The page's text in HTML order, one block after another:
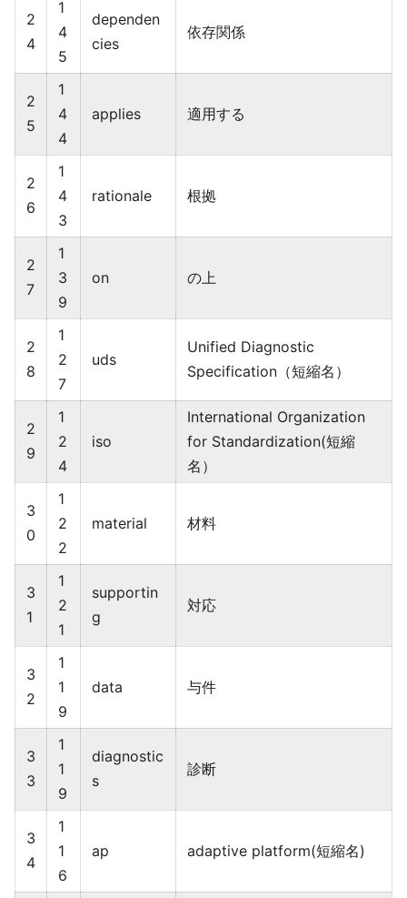
2
4
1
4
5
dependen
cies
依存関係
2
5
1
4
4
applies 適用する
2
6
1
4
3
rationale 根拠
2
7
1
3
9
on の上
2
8
1
2
7
uds
Unified Diagnostic
Specification（短縮名）
2
9
1
2
4
iso
International Organization
for Standardization(短縮
名）
3
0
1
2
2
material 材料
3
1
1
2
1
supportin
g
対応
3
2
1
1
9
data 与件
3
3
1
1
9
diagnostic
s
診断
3
4
1
1
6
ap adaptive platform(短縮名)